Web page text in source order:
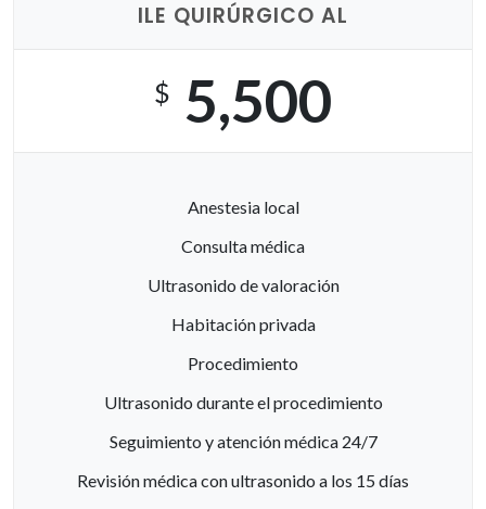
ILE QUIRÚRGICO AL
$ 5,500
Anestesia local
Consulta médica
Ultrasonido de valoración
Habitación privada
Procedimiento
Ultrasonido durante el procedimiento
Seguimiento y atención médica 24/7
Revisión médica con ultrasonido a los 15 días